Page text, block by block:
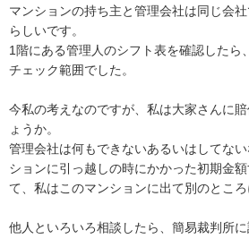
マンションの持ち主と管理会社は同じ会
らしいです。
1階にある管理人のシフト表を確認したら
チェック範囲でした。
今私の考えなのですが、私は大家さんに
ょうか。
管理会社は何もできないあるいはしてな
ションに引っ越しの時にかかった初期金
て、私はこのマンションに出て別のところ
他人といろいろ相談したら、簡易裁判所